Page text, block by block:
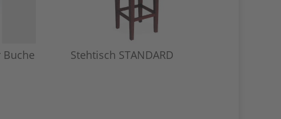
Stehtisch STANDARD